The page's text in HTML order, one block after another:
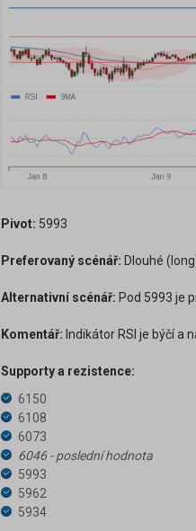
Pivot: 5993
Preferovaný scénář: Dlouhé
Alternativní scénář: Pod 5993 je
Komentář: Indikátor RSI je býčí a
Supporty a rezistence:
6150
6108
6073
6046 - poslední hodnota
5993
5962
5934